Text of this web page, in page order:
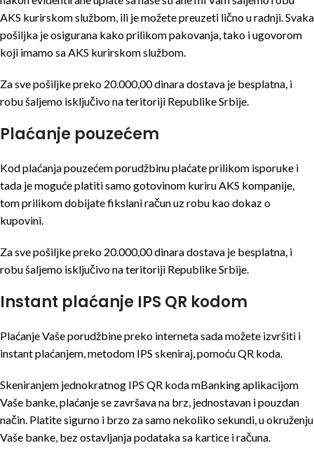
AKS kurirskom službom, ili je možete preuzeti lično u radnji. Svaka
pošiljka je osigurana kako prilikom pakovanja, tako i ugovorom
koji imamo sa AKS kurirskom službom.
Za sve pošiljke preko 20.000,00 dinara dostava je besplatna, i
robu šaljemo isključivo na teritoriji Republike Srbije.
Plaćanje pouzećem
Kod plaćanja pouzećem porudžbinu plaćate prilikom isporuke i
tada je moguće platiti samo gotovinom kuriru AKS kompanije,
tom prilikom dobijate fikslani račun uz robu kao dokaz o
kupovini.
Za sve pošiljke preko 20.000,00 dinara dostava je besplatna, i
robu šaljemo isključivo na teritoriji Republike Srbije.
Instant plaćanje IPS QR kodom
Plaćanje Vaše porudžbine preko interneta sada možete izvršiti i
instant plaćanjem, metodom IPS skeniraj, pomoću QR koda.
Skeniranjem jednokratnog IPS QR koda mBanking aplikacijom
Vaše banke, plaćanje se završava na brz, jednostavan i pouzdan
način. Platite sigurno i brzo za samo nekoliko sekundi, u okruženju
Vaše banke, bez ostavljanja podataka sa kartice i računa.